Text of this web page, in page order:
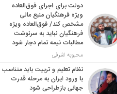
دولت برای اجرای فوق‌العاده
ویژه فرهنگیان منبع مالی
مشخص کند/ فوق‌العاده ویژه
فرهنگیان نباید به سرنوشت
مطالبات نیمه‌ تمام دچار شود
محبوبه اشرفی
نظام تعلیم و تربیت باید متناسب
با ورود ایران به مرحله قدرت
جهانی بازطراحی شود